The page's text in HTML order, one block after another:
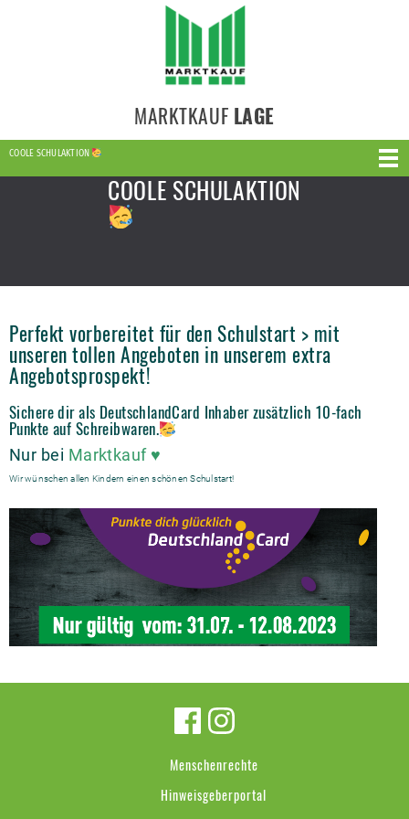
MARKTKAUF LAGE
COOLE SCHULAKTION
COOLE SCHULAKTION
Perfekt vorbereitet für den Schulstart > mit
unseren tollen Angeboten in unserem extra
Angebotsprospekt!
Sichere dir als DeutschlandCard Inhaber zusätzlich 10-fach
Punkte auf Schreibwaren.
Nur bei Marktkauf ♥
Wir wünschen allen Kindern einen schönen Schulstart!
Menschenrechte
Hinweisgeberportal